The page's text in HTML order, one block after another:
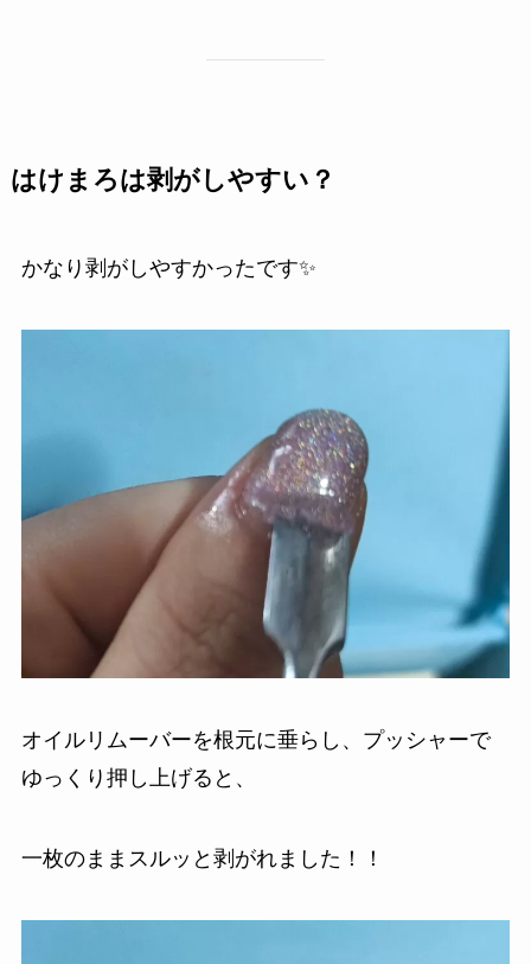
はけまろは剥がしやすい？
かなり剥がしやすかったです✨
オイルリムーバーを根元に垂らし、プッシャーで
ゆっくり押し上げると、
一枚のままスルッと剥がれました！！